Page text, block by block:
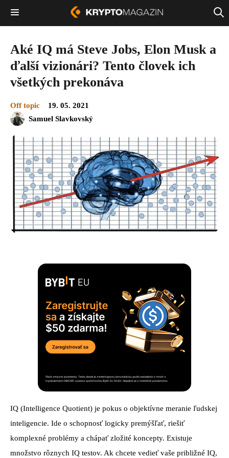
Aké IQ má Steve Jobs, Elon Musk a
ďalší vizionári? Tento človek ich
všetkých prekonáva
Off topic
19. 05. 2021
Samuel Slavkovský
IQ (Intelligence Quotient) je pokus o objektívne meranie ľudskej
inteligencie. Ide o schopnosť logicky premýšľať, riešiť
komplexné problémy a chápať zložité koncepty. Existuje
množstvo rôznych IQ testov. Ak chcete vedieť vaše približné IQ,